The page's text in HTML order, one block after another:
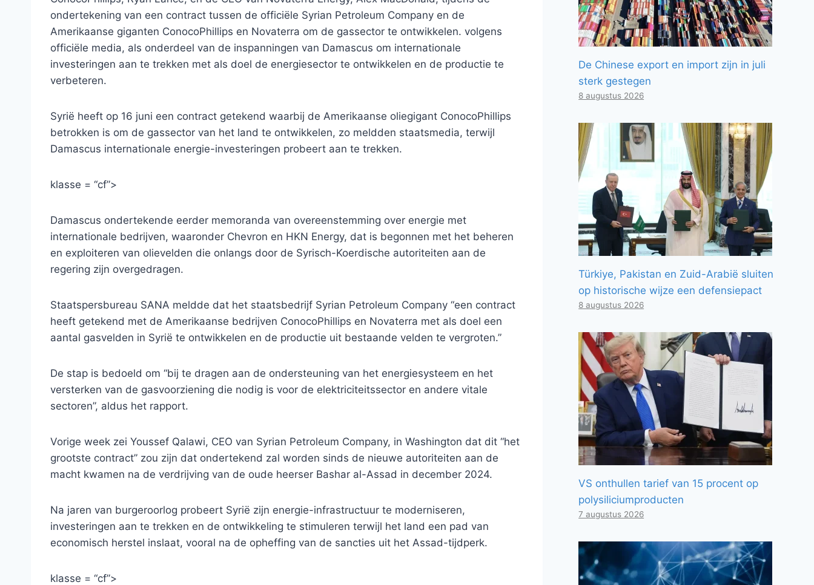
ondertekening van een contract tussen de officiële Syrian Petroleum Company en de
Amerikaanse giganten ConocoPhillips en Novaterra om de gassector te ontwikkelen. volgens
officiële media, als onderdeel van de inspanningen van Damascus om internationale
investeringen aan te trekken met als doel de energiesector te ontwikkelen en de productie te
verbeteren.
Syrië heeft op 16 juni een contract getekend waarbij de Amerikaanse oliegigant ConocoPhillips
betrokken is om de gassector van het land te ontwikkelen, zo meldden staatsmedia, terwijl
Damascus internationale energie-investeringen probeert aan te trekken.
klasse = “cf”>
Damascus ondertekende eerder memoranda van overeenstemming over energie met
internationale bedrijven, waaronder Chevron en HKN Energy, dat is begonnen met het beheren
en exploiteren van olievelden die onlangs door de Syrisch-Koerdische autoriteiten aan de
regering zijn overgedragen.
Staatspersbureau SANA meldde dat het staatsbedrijf Syrian Petroleum Company “een contract
heeft getekend met de Amerikaanse bedrijven ConocoPhillips en Novaterra met als doel een
aantal gasvelden in Syrië te ontwikkelen en de productie uit bestaande velden te vergroten.”
De stap is bedoeld om “bij te dragen aan de ondersteuning van het energiesysteem en het
versterken van de gasvoorziening die nodig is voor de elektriciteitssector en andere vitale
sectoren”, aldus het rapport.
Vorige week zei Youssef Qalawi, CEO van Syrian Petroleum Company, in Washington dat dit “het
grootste contract” zou zijn dat ondertekend zal worden sinds de nieuwe autoriteiten aan de
macht kwamen na de verdrijving van de oude heerser Bashar al-Assad in december 2024.
Na jaren van burgeroorlog probeert Syrië zijn energie-infrastructuur te moderniseren,
investeringen aan te trekken en de ontwikkeling te stimuleren terwijl het land een pad van
economisch herstel inslaat, vooral na de opheffing van de sancties uit het Assad-tijdperk.
klasse = “cf”>
De Chinese export en import zijn in juli
sterk gestegen
8 augustus 2026
Türkiye, Pakistan en Zuid-Arabië sluiten
op historische wijze een defensiepact
8 augustus 2026
VS onthullen tarief van 15 procent op
polysiliciumproducten
7 augustus 2026